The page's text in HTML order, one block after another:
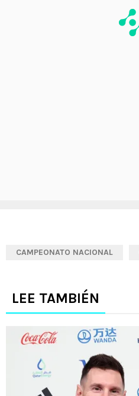
CAMPEONATO NACIONAL
LEE TAMBIÉN